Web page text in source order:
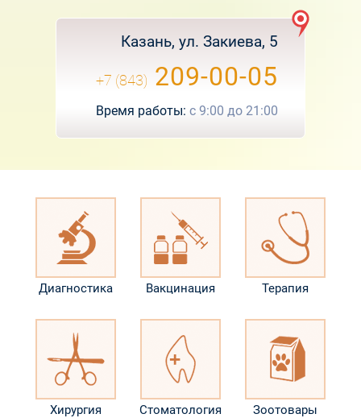
Казань, ул. Закиева, 5
+7 (843) 209-00-05
Время работы: с 9:00 до 21:00
Диагностика Вакцинация Терапия
Хирургия Стоматология Зоотовары